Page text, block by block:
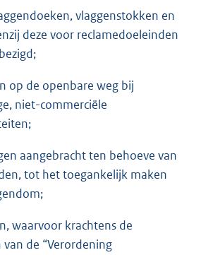
vlaggenstokken en
deze voor reclamedoeleinden
op de openbare weg bij
niet-commerciële
aangebracht ten behoeve van
tot het toegankelijk maken
waarvoor krachtens de
de “Verordening